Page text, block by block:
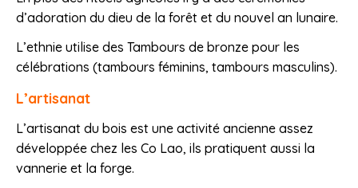
d’adoration du dieu de la forêt et du nouvel an lunaire.
L’ethnie utilise des Tambours de bronze pour les
célébrations (tambours féminins, tambours masculins).
L’artisanat
L’artisanat du bois est une activité ancienne assez
développée chez les Co Lao, ils pratiquent aussi la
vannerie et la forge.